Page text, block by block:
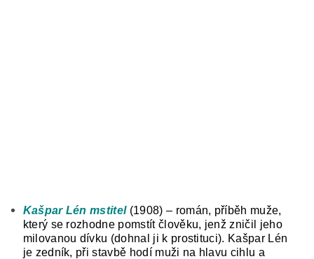
Kašpar Lén mstitel (1908) – román, příběh muže,
který se rozhodne pomstít člověku, jenž zničil jeho
milovanou dívku (dohnal ji k prostituci). Kašpar Lén
je zedník, při stavbě hodí muži na hlavu cihlu a